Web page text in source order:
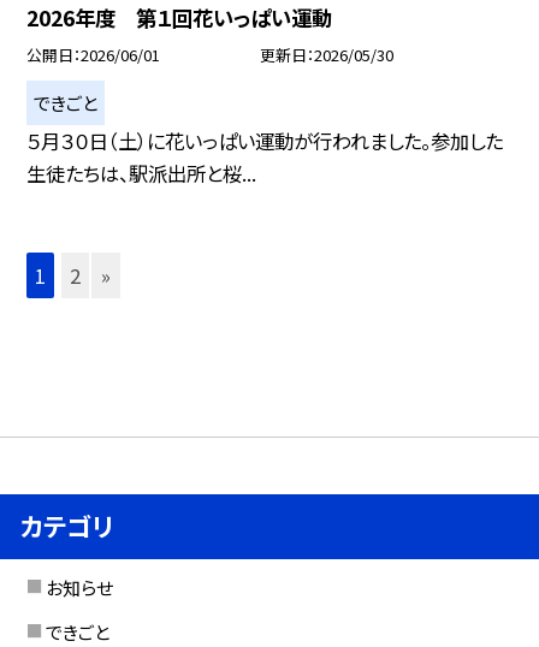
2026年度 第１回花いっぱい運動
公開日 2026/06/01 更新日 2026/05/30
できごと
５月３０日（土）に花いっぱい運動が行われました。参加した
生徒たちは、駅派出所と桜...
1 2 »
カテゴリ
お知らせ
できごと